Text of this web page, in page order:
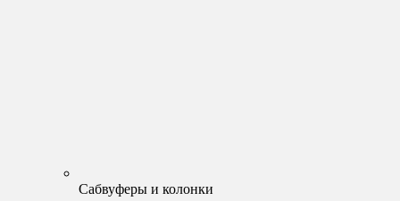
Сабвуферы и колонки